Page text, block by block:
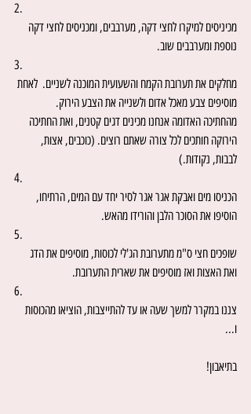
2.
מכיניסים למיקרו לחצי דקה, מערבבים, ומכניסים לחצי דקה
נוספת ומערבבים שוב.
3.
מחלקים את תערובת הקמח והשעועית המוכנה לשניים.  לאחת
מוסיפים צבע מאכל אדום ולשנייה את הצבע הירוק.
מהחתיכה האדומה אנחנו מכינים דגים קטנים, ואת החתיכה
הירוקה חותכים לכל צורה שאתם רוצים. (כוכבים, אצות,
לבבות, נקודות.)
4.
הכניסו מים ואבקת אגר אגר לסיר יחד עם המים, הרתיחו,
הוסיפו את הסוכר הלבן והורידו מהאש.
5.
שופכים חצי ס"מ מתערובת הג'לי לכוסות, מוסיפים את הדג
ואת האצות ואז מוסיפים את שארית התערובת.
6.
צננו במקרר למשך שעה או עד להתייצבות, הוציאו מהכוסות
ו...
בתיאבון!